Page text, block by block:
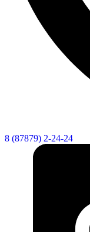
8 (87879) 2-24-24